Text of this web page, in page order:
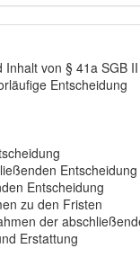
von § 41a SGB II
Entscheidung
Entscheidung
Entscheidung
zu den Fristen
der
Erstattung